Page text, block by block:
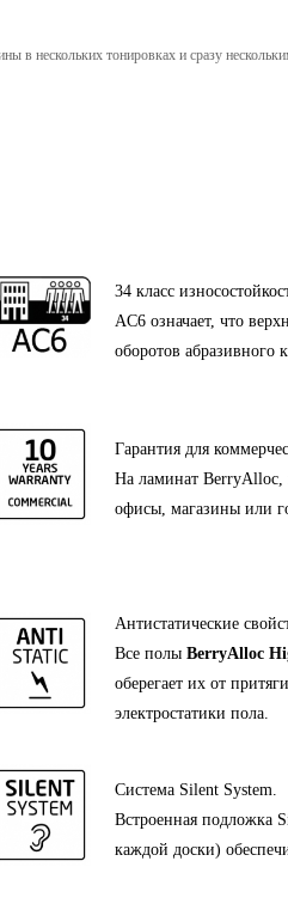
в нескольких тонировках и сразу
34 класс
AC6 означает, что
оборотов абразивного
Гарантия для
На ламинат BerryAlloc,
офисы, магазины или
Антистатические
Все полы BerryAlloc
оберегает их от
электростатики пола.
Система Silent System.
Встроенная подложка
каждой доски)